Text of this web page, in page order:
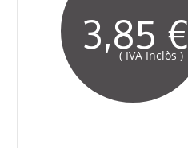
3,85 €
( IVA Inclòs )